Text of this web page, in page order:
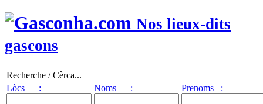
Nos lieux-dits
gascons
Recherche / Cèrca...
Lòcs :
Noms : Prenoms :